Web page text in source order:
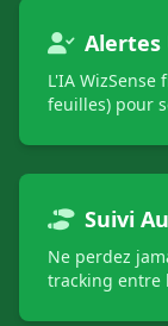
Alertes
L'IA
feuilles) pour
Suivi
Ne perdez
tracking entre